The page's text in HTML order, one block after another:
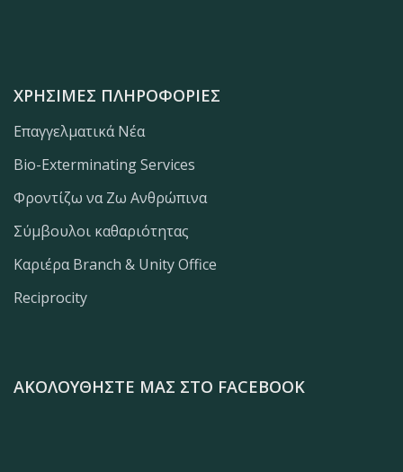
ΧΡΉΣΙΜΕΣ ΠΛΗΡΟΦΟΡΊΕΣ
Επαγγελματικά Νέα
Bio-Exterminating Services
Φροντίζω να Ζω Ανθρώπινα
Σύμβουλοι καθαριότητας
Καριέρα Branch & Unity Office
Reciprocity
ΑΚΟΛΟΥΘΉΣΤΕ ΜΑΣ ΣΤΟ FACEBOOK